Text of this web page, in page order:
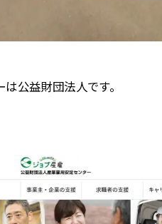
公益財団法人です。